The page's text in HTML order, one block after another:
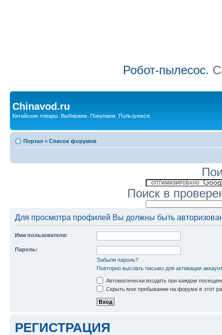
Робот-пылесос.
Chinavod.ru
Китайские товары. Выбираем. Покупаем. Пользуемся.
Портал » Список форумов
Поиск в
Для просмотра профилей Вы должны быть
Имя пользователя:
Пароль:
Забыли пароль?
Повторно выслать письмо для активации
Автоматически входить при каждом
Скрыть мое пребывание на форуме в этот
РЕГИСТРАЦИЯ